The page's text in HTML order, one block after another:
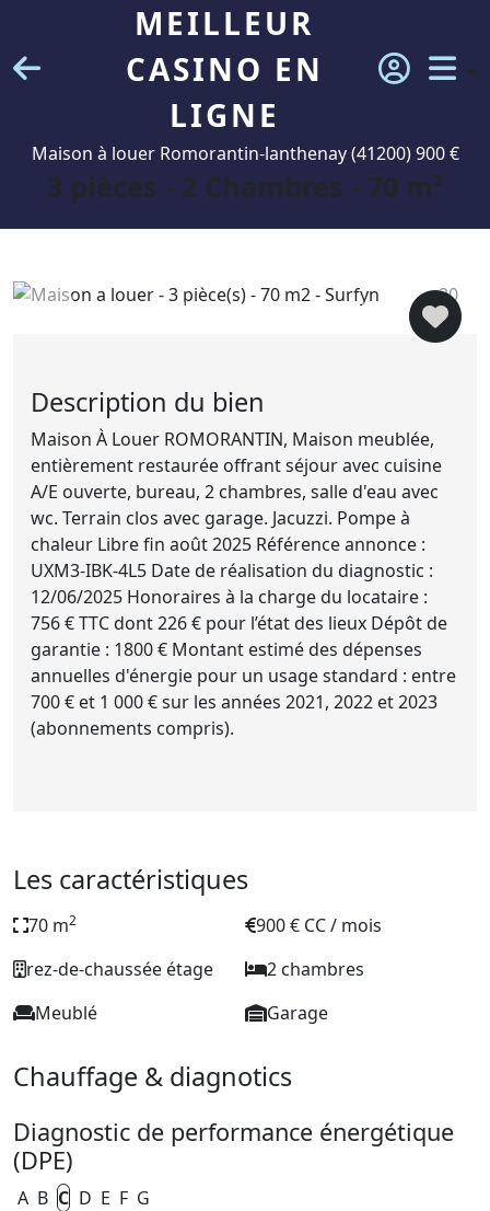
MEILLEUR
CASINO EN
LIGNE
Maison à louer Romorantin-lanthenay (41200) 900 €
3 pièces - 2 Chambres - 70 m²
20
Description du bien
Maison À Louer ROMORANTIN, Maison meublée,
entièrement restaurée offrant séjour avec cuisine
A/E ouverte, bureau, 2 chambres, salle d'eau avec
wc. Terrain clos avec garage. Jacuzzi. Pompe à
chaleur Libre fin août 2025 Référence annonce :
UXM3-IBK-4L5 Date de réalisation du diagnostic :
12/06/2025 Honoraires à la charge du locataire :
756 € TTC dont 226 € pour l’état des lieux Dépôt de
garantie : 1800 € Montant estimé des dépenses
annuelles d'énergie pour un usage standard : entre
700 € et 1 000 € sur les années 2021, 2022 et 2023
(abonnements compris).
Les caractéristiques
70 m2
900 € CC / mois
rez-de-chaussée étage
2 chambres
Meublé
Garage
Chauffage & diagnotics
Diagnostic de performance énergétique
(DPE)
A B C D E F G